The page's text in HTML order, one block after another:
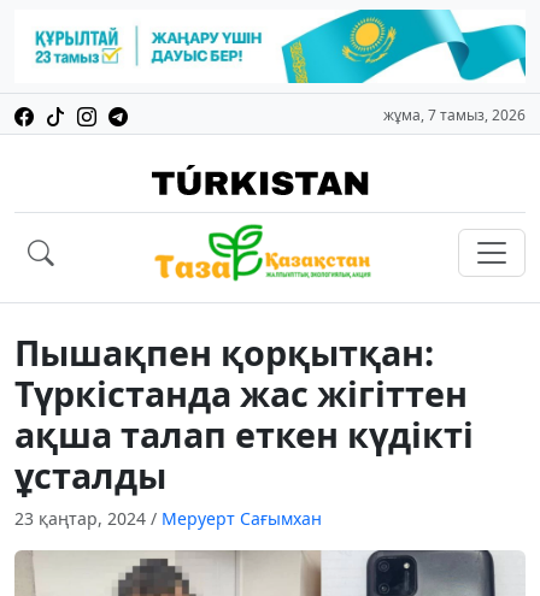
жұма, 7 тамыз, 2026
Пышақпен қорқытқан:
Түркістанда жас жігіттен
ақша талап еткен күдікті
ұсталды
23 қаңтар, 2024 / Меруерт Сағымхан